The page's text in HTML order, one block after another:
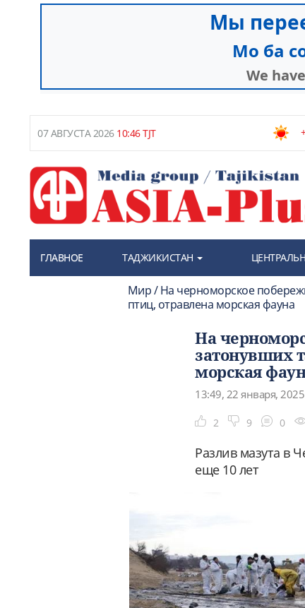
07 АВГУСТА 202610:46 TJT
ГЛАВНОЕ ТАДЖИКИСТАН
Мир / На черноморское
птиц, отравлена морская фауна
На
затонувших
морская
13:49, 22 января, 2025
2 9 0
Разлив мазута в
еще 10 лет